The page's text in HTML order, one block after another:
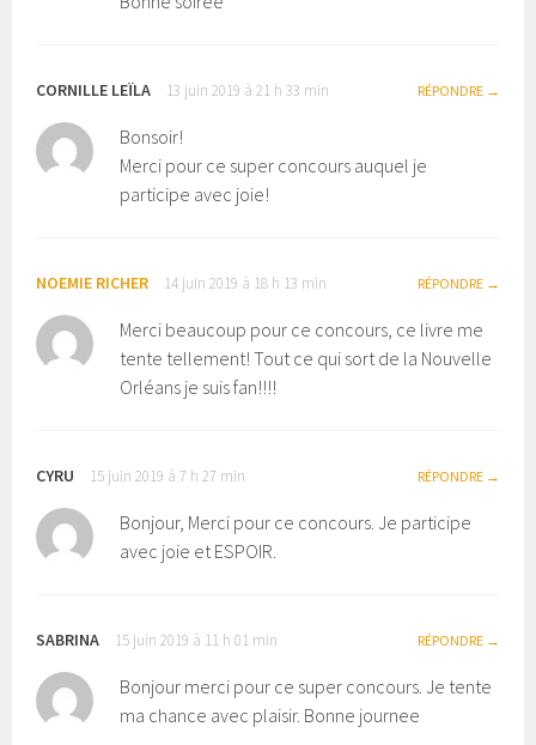
CORNILLE LEÏLA 13 juin 2019 à 21 h 33 min RÉPONDRE
Bonsoir!
Merci pour ce super concours auquel je
participe avec joie!
NOEMIE RICHER 14 juin 2019 à 18 h 13 min RÉPONDRE
Merci beaucoup pour ce concours, ce livre me
tente tellement! Tout ce qui sort de la Nouvelle
Orléans je suis fan!!!!
CYRU 15 juin 2019 à 7 h 27 min RÉPONDRE
Bonjour, Merci pour ce concours. Je participe
avec joie et ESPOIR.
SABRINA 15 juin 2019 à 11 h 01 min RÉPONDRE
Bonjour merci pour ce super concours. Je tente
ma chance avec plaisir. Bonne journee